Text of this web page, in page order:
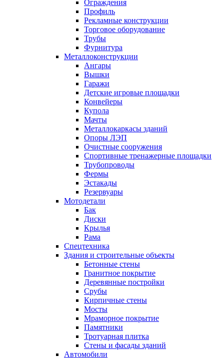
Ограждения
Профиль
Рекламные конструкции
Торговое оборудование
Трубы
Фурнитура
Металлоконструкции
Ангары
Вышки
Гаражи
Детские игровые площадки
Конвейеры
Купола
Мачты
Металлокаркасы зданий
Опоры ЛЭП
Очистные сооружения
Спортивные тренажерные площадки
Трубопроводы
Фермы
Эстакады
Резервуары
Мотодетали
Бак
Диски
Крылья
Рама
Спецтехника
Здания и строительные объекты
Бетонные стены
Гранитное покрытие
Деревянные постройки
Срубы
Кирпичные стены
Мосты
Мраморное покрытие
Памятники
Тротуарная плитка
Стены и фасады зданий
Автомобили